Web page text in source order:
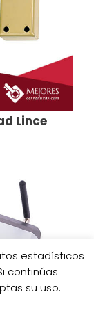
Lince
estadísticos
continúas
su uso.